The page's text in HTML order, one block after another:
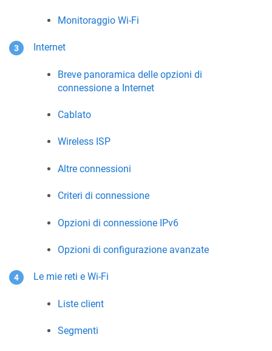
Monitoraggio Wi-Fi
Internet
Breve panoramica delle opzioni di
connessione a Internet
Cablato
Wireless ISP
Altre connessioni
Criteri di connessione
Opzioni di connessione IPv6
Opzioni di configurazione avanzate
Le mie reti e Wi-Fi
Liste client
Segmenti